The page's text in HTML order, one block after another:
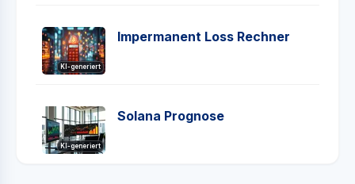
KI-generiert
Impermanent Loss Rechner
KI-generiert
Solana Prognose